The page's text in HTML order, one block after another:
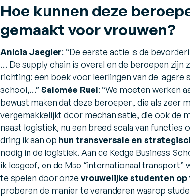
Hoe kunnen deze
gemaakt voor vrouwen?
Anicia Jaegler: “De eerste actie is de
… De supply chain is overal en de beroepen zijn
richting: een boek voor leerlingen van de
school,…”Salomée Ruel: “We moeten werken
bewust maken dat deze beroepen, die als zeer
vergemakkelijkt door mechanisatie, die ook de
naast logistiek, nu een breed scala van functies
dring ik aan op hun transversale en
nodig in de logistiek. Aan de Kedge Business
ik lesgeef, en de Msc “internationaal transport”
te spelen door onze vrouwelijke studenten
proberen de manier te veranderen waarop